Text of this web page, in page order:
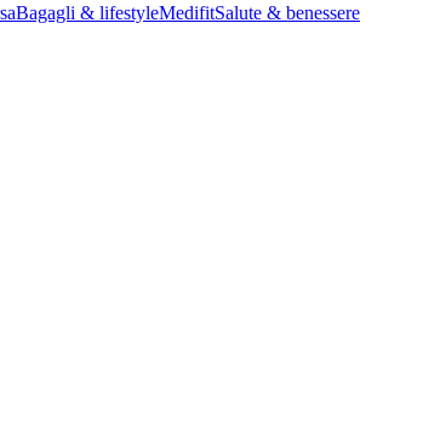
Bagagli & lifestyleMedifitSalute & benessere